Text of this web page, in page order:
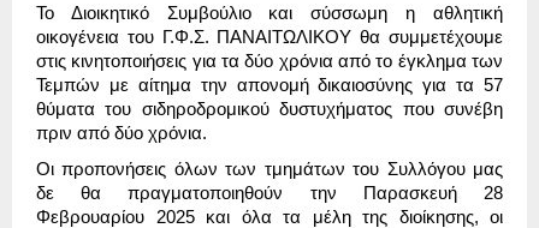
Το Διοικητικό Συμβούλιο και σύσσωμη η αθλητική
οικογένεια του Γ.Φ.Σ. ΠΑΝΑΙΤΩΛΙΚΟΥ θα συμμετέχουμε
στις κινητοποιήσεις για τα δύο χρόνια από το έγκλημα των
Τεμπών με αίτημα την απονομή δικαιοσύνης για τα 57
θύματα του σιδηροδρομικού δυστυχήματος που συνέβη
πριν από δύο χρόνια.
Οι προπονήσεις όλων των τμημάτων του Συλλόγου μας
δε θα πραγματοποιηθούν την Παρασκευή 28
Φεβρουαρίου 2025 και όλα τα μέλη της διοίκησης, οι